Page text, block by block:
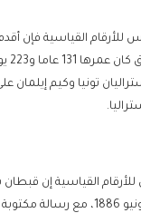
القياسية فإن
القياسية إن قبطان
الزجاجة في البحر في 12 يونيو